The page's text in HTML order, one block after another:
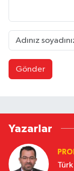
Gönder
Yazarlar